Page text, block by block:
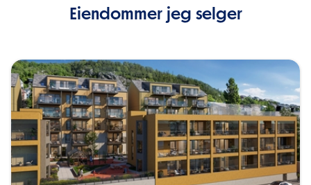
Eiendommer jeg selger